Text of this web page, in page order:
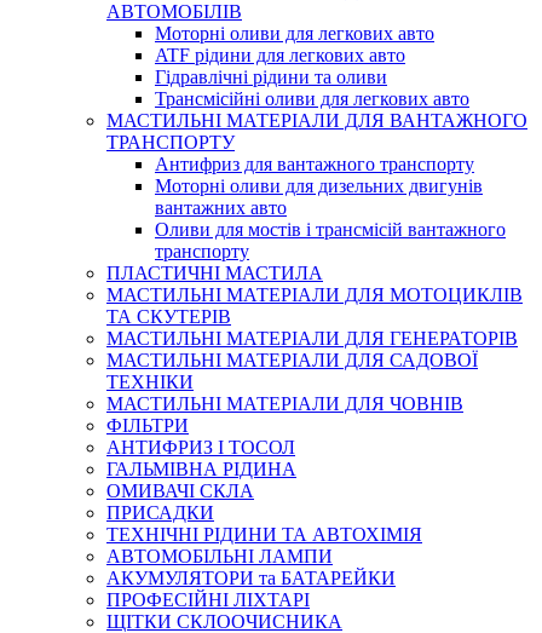
АВТОМОБІЛІВ
Моторні оливи для легкових авто
ATF рідини для легкових авто
Гідравлічні рідини та оливи
Трансмісійні оливи для легкових авто
МАСТИЛЬНІ МАТЕРІАЛИ ДЛЯ ВАНТАЖНОГО
ТРАНСПОРТУ
Антифриз для вантажного транспорту
Моторні оливи для дизельних двигунів
вантажних авто
Оливи для мостів і трансмісій вантажного
транспорту
ПЛАСТИЧНІ МАСТИЛА
МАСТИЛЬНІ МАТЕРІАЛИ ДЛЯ МОТОЦИКЛІВ
ТА СКУТЕРІВ
МАСТИЛЬНІ МАТЕРІАЛИ ДЛЯ ГЕНЕРАТОРІВ
МАСТИЛЬНІ МАТЕРІАЛИ ДЛЯ САДОВОЇ
ТЕХНІКИ
МАСТИЛЬНІ МАТЕРІАЛИ ДЛЯ ЧОВНІВ
ФІЛЬТРИ
АНТИФРИЗ І ТОСОЛ
ГАЛЬМІВНА РІДИНА
ОМИВАЧІ СКЛА
ПРИСАДКИ
ТЕХНІЧНІ РІДИНИ ТА АВТОХІМІЯ
АВТОМОБІЛЬНІ ЛАМПИ
АКУМУЛЯТОРИ та БАТАРЕЙКИ
ПРОФЕСІЙНІ ЛІХТАРІ
ЩІТКИ СКЛООЧИСНИКА